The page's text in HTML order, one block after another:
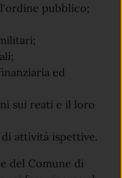
pubblico;
ed
sui reati e il loro
attività ispettive.
del Comune di